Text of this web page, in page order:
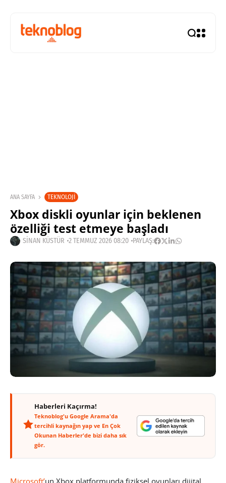
ANA SAYFA TEKNOLOJI
Xbox diskli oyunlar için beklenen
özelliği test etmeye başladı
SINAN KÜSTÜR 2 TEMMUZ 2026 08:20 PAYLAŞ:
Haberleri Kaçırma!
Teknoblog'u Google Arama'da
tercihli kaynağın yap ve En Çok
Okunan Haberler'de bizi daha sık
gör.